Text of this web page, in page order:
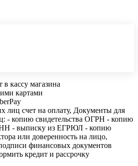
кассу магазина
картами
лиц счет на оплату, Документы для
- копию свидетельства ОГРН - копию
- выписку из ЕГРЮЛ - копию
или доверенность на лицо,
финансовых документов
кредит и рассрочку